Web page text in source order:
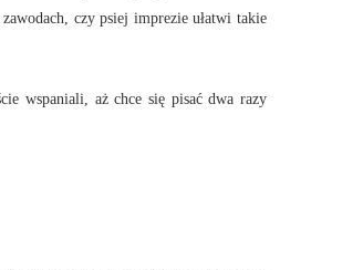
czy psiej imprezie ułatwi takie
wspaniali, aż chce się pisać dwa razy